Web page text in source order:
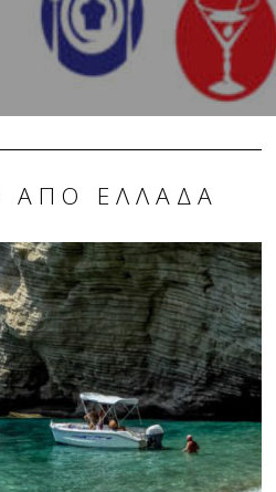
ΑΠΌ ΕΛΛΆΔΑ